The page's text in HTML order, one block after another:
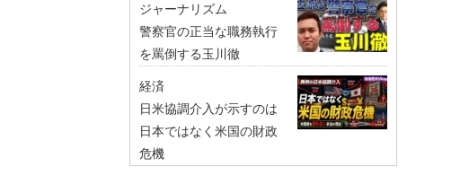
ジャーナリズム
警察官の正当な職務執行
を罵倒する玉川徹
経済
日米協調介入が示すのは
日本ではなく米国の財政
危機